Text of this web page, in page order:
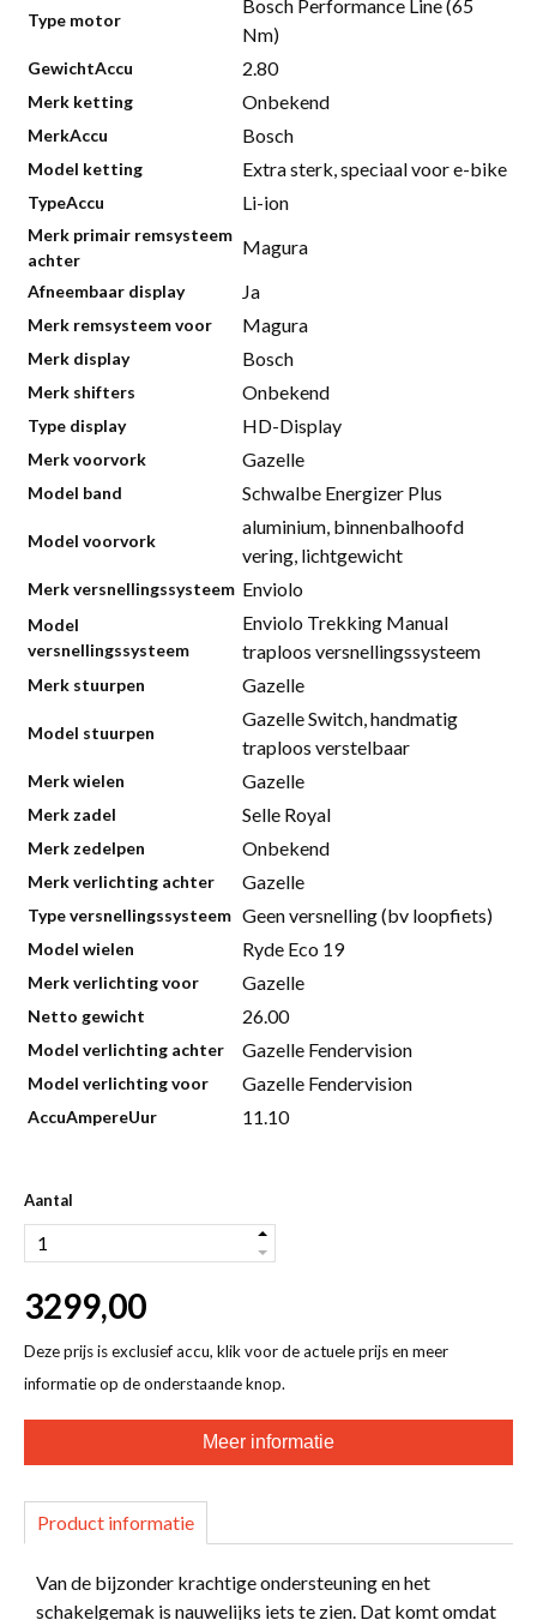
Type motor
Bosch Performance Line (65
Nm)
GewichtAccu 2.80
Merk ketting Onbekend
MerkAccu Bosch
Model ketting Extra sterk, speciaal voor e-bike
TypeAccu Li-ion
Merk primair remsysteem
achter
Magura
Afneembaar display Ja
Merk remsysteem voor Magura
Merk display Bosch
Merk shifters Onbekend
Type display HD-Display
Merk voorvork Gazelle
Model band Schwalbe Energizer Plus
Model voorvork
aluminium, binnenbalhoofd
vering, lichtgewicht
Merk versnellingssysteem Enviolo
Model
versnellingssysteem
Enviolo Trekking Manual
traploos versnellingssysteem
Merk stuurpen Gazelle
Model stuurpen
Gazelle Switch, handmatig
traploos verstelbaar
Merk wielen Gazelle
Merk zadel Selle Royal
Merk zedelpen Onbekend
Merk verlichting achter Gazelle
Type versnellingssysteem Geen versnelling (bv loopfiets)
Model wielen Ryde Eco 19
Merk verlichting voor Gazelle
Netto gewicht 26.00
Model verlichting achter Gazelle Fendervision
Model verlichting voor Gazelle Fendervision
AccuAmpereUur 11.10
Aantal
3299,00
Deze prijs is exclusief accu, klik voor de actuele prijs en meer
informatie op de onderstaande knop.
Meer informatie
Product informatie
Van de bijzonder krachtige ondersteuning en het
schakelgemak is nauwelijks iets te zien. Dat komt omdat